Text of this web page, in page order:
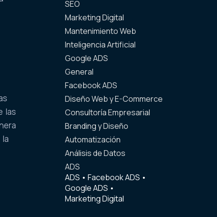
las
SEO
Marketing Digital
Mantenimiento Web
Inteligencia Artificial
Google ADS
General
Facebook ADS
Diseño Web y E-Commerce
Consultoría Empresarial
Branding y Diseño
Automatización
Análisis de Datos
ADS
ADS •Facebook ADS •
Google ADS •
Marketing Digital